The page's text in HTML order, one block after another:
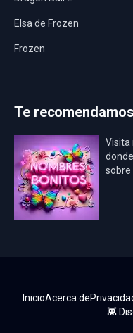
Elsa de Frozen
Frozen
Los Minions
Mario Bros
Mickey Mouse
Pokémon
Te recomendamos
Visita
sobre
👾
InicioAcerca de